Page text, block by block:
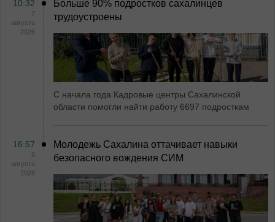
10:32
7
августа
2026
Больше 90% подростков сахалинцев
трудоустроены
С начала года Кадровые центры Сахалинской
области помогли найти работу 6697 подросткам
16:57
6
августа
2026
Молодежь Сахалина оттачивает навыки
безопасного вождения СИМ